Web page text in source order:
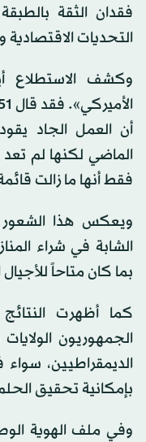
فقدان الثقة
التحديات الاقتصادية
وكشف الاستطلاع
أن العمل الجاد
الماضي لكنها لم
فقط أنها ما زالت
ويعكس هذا الشعور
الشابة في شراء
بما كان متاحاً
كما أظهرت
الجمهوريون
الديمقراطيين، سواء
بإمكانية تحقيق
وفي ملف الهوية